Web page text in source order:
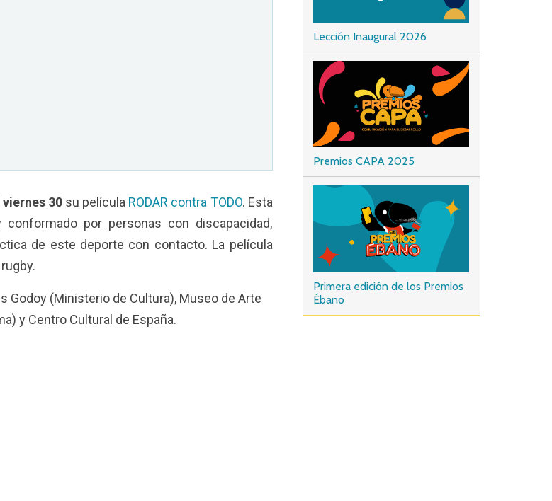
30 su película RODAR contra TODO. Esta
por personas con discapacidad,
de este deporte con contacto. La película
Godoy (Ministerio de Cultura), Museo de Arte
y Centro Cultural de España.
Lección Inaugural 2026
Premios CAPA 2025
Primera edición de los Premios
Ébano